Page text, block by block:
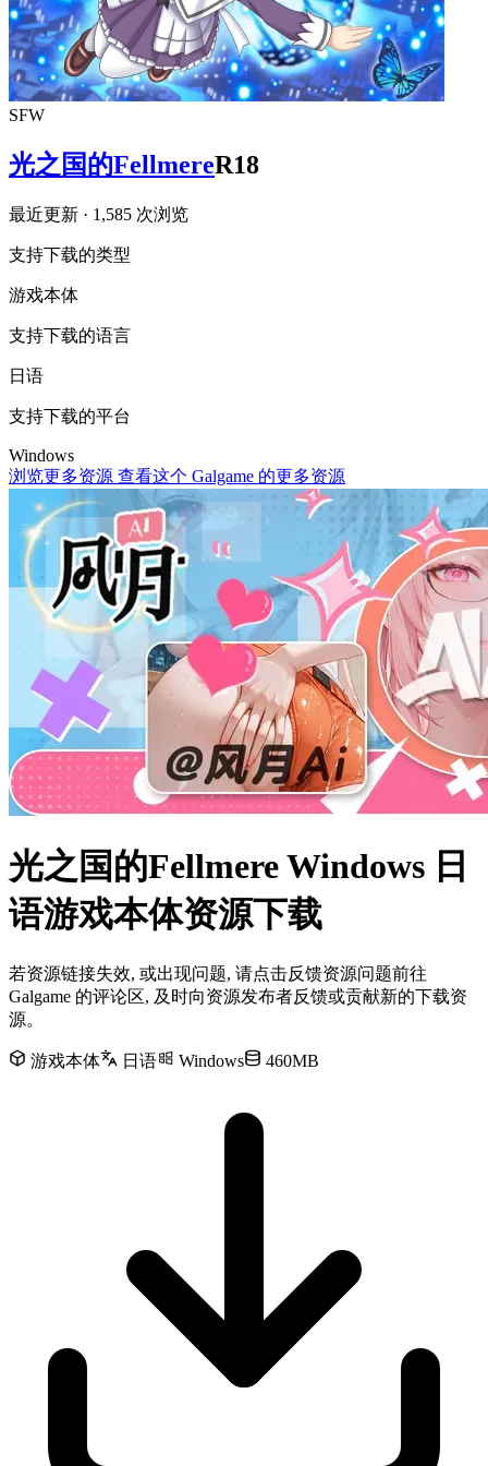
SFW
光之国的FellmereR18
最近更新 · 1,585 次浏览
支持下载的类型
游戏本体
支持下载的语言
日语
支持下载的平台
Windows
浏览更多资源 查看这个 Galgame 的更多资源
光之国的Fellmere Windows 日
语游戏本体资源下载
若资源链接失效, 或出现问题, 请点击反馈资源问题前往
Galgame 的评论区, 及时向资源发布者反馈或贡献新的下载资
源。
游戏本体 日语 Windows 460MB